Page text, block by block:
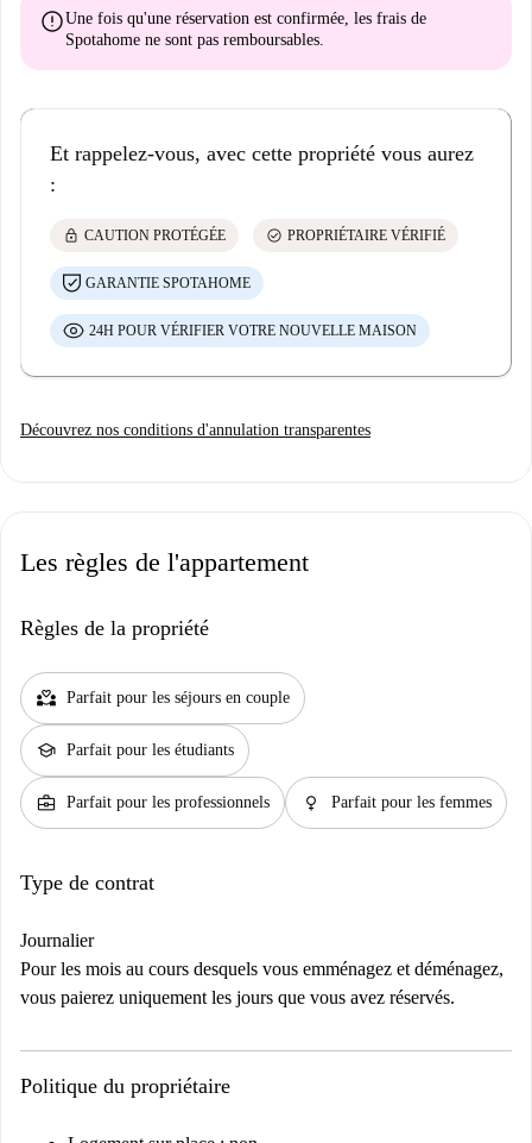
errorUne fois qu'une réservation est confirmée, les frais de
Spotahome ne sont pas remboursables
Et rappelez-vous, avec cette propriété vous aurez
:
lock CAUTION PROTÉGÉE check_circle PROPRIÉTAIRE VÉRIFIÉ
GARANTIE SPOTAHOME
24H POUR VÉRIFIER VOTRE NOUVELLE MAISON
Découvrez nos conditions d'annulation transparentes
Les règles de l'appartement
Règles de la propriété
partner_heart Parfait pour les séjours en couple
school Parfait pour les étudiants
business_center Parfait pour les professionnels female Parfait pour les femmes
Type de contrat
Journalier
Pour les mois au cours desquels vous emménagez et déménagez,
vous paierez uniquement les jours que vous avez réservés.
Politique du propriétaire